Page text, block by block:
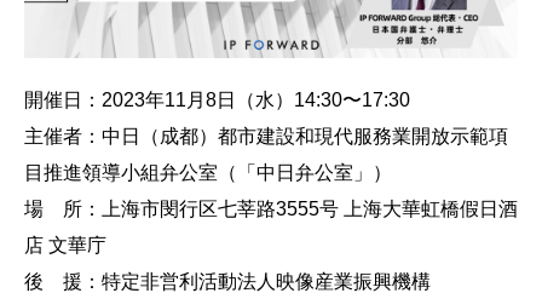
開催日：2023年11月8日（水）14:30〜17:30
主催者：中日（成都）都市建設和現代服務業開放示範項
目推進領導小組弁公室（「中日弁公室」）
場 所：上海市閔行区七莘路3555号 上海大華虹橋假日酒
店 文華庁
後 援：特定非営利活動法人映像産業振興機構